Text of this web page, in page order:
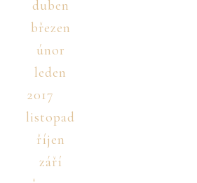
duben
březen
únor
leden
2017
listopad
říjen
září